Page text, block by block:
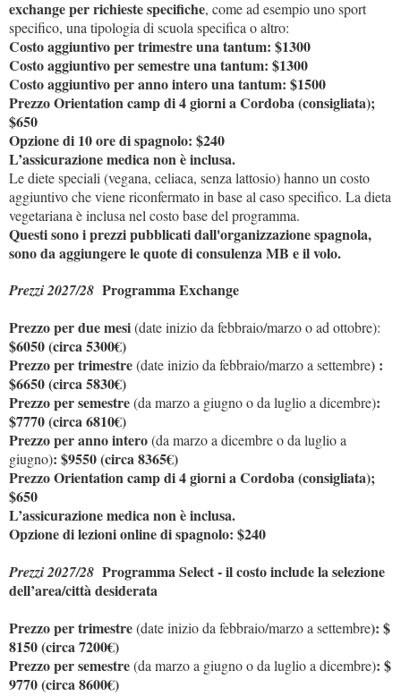
exchange per richieste specifiche, come ad esempio uno sport
specifico, una tipologia di scuola specifica o altro:
Costo aggiuntivo per trimestre una tantum: $1300
Costo aggiuntivo per semestre una tantum: $1300
Costo aggiuntivo per anno interouna tantum: $1500
Prezzo Orientation camp di 4 giorni a Cordoba (consigliata);
$650
Opzione di 10 ore di spagnolo: $240
L’assicurazione medica non è inclusa.
Le diete speciali (vegana, celiaca, senza lattosio) hanno un costo
aggiuntivo che viene riconfermato in base al caso specifico. La dieta
vegetariana è inclusa nel costo base del programma.
Questi sono i prezzi pubblicati dall'organizzazione spagnola,
sono da aggiungere le quote di consulenza MB e il volo.
Prezzi 2027/28 Programma Exchange
Prezzo per due mesi(date inizio da febbraio/marzo o ad ottobre):
$6050 (circa 5300€)
Prezzo per trimestre(date inizio da febbraio/marzo a settembre) :
$6650 (circa 5830€)
Prezzo per semestre(da marzo a giugno o da luglio a dicembre):
$7770 (circa 6810€)
Prezzo per anno intero(da marzo a dicembre o da luglio a
giugno): $9550 (circa 8365€)
Prezzo Orientation camp di 4 giorni a Cordoba (consigliata);
$650
L’assicurazione medica non è inclusa.
Opzione di lezioni online di spagnolo: $240
Prezzi 2027/28 Programma Select - il costo include la selezione
dell’area/città desiderata
Prezzo per trimestre(date inizio da febbraio/marzo a settembre): $
8150 (circa 7200€)
Prezzo per semestre(da marzo a giugno o da luglio a dicembre): $
9770 (circa 8600€)